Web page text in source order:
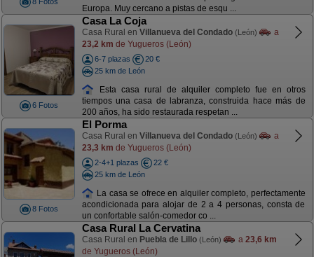
Europa. Muy cercano a pistas de esqu ...
6 Fotos
Casa La Coja
Casa Rural en Villanueva del Condado (León)
a
23,2 km de Yugueros (León)
6-7 plazas
20 €
25 km de León
Esta casa rural de alquiler completo fue en otros
tiempos una casa de labranza, construida hace más de
200 años, ha sido restaurada respetan ...
8 Fotos
El Porma
Casa Rural en Villanueva del Condado (León)
a
23,3 km de Yugueros (León)
2-4+1 plazas
22 €
25 km de León
La casa se ofrece en alquiler completo, perfectamente
acondicionada para alojar de 2 a 4 personas, consta de
un confortable salón-comedor co ...
Casa Rural La Cervatina
Casa Rural en Puebla de Lillo (León) a 23,6 km
de Yugueros (León)